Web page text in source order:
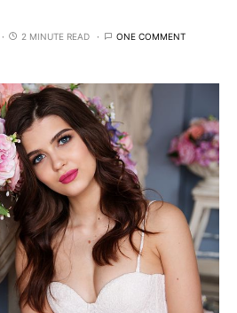
2 MINUTE READ ONE COMMENT